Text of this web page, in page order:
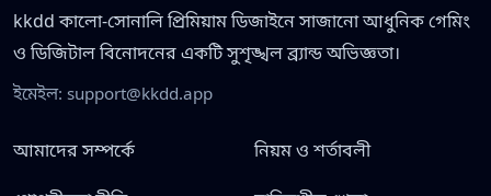
kkdd কালো-সোনালি প্রিমিয়াম ডিজাইনে সাজানো আধুনিক গেমিং
ও ডিজিটাল বিনোদনের একটি সুশৃঙ্খল ব্র্যান্ড অভিজ্ঞতা।
ইমেইল: support@kkdd.app
আমাদের সম্পর্কে নিয়ম ও শর্তাবলী